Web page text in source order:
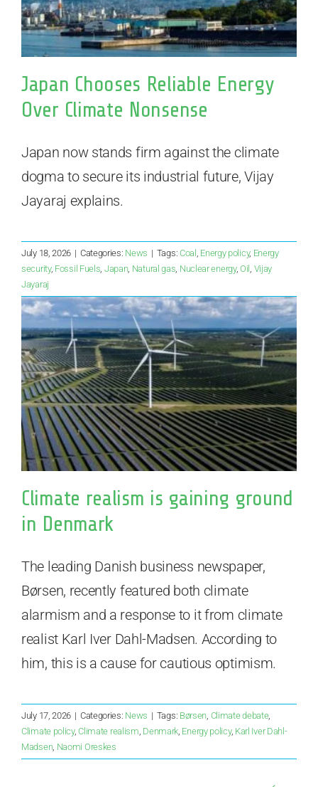
Japan Chooses Reliable Energy
Over Climate Nonsense
Japan now stands firm against the climate
dogma to secure its industrial future, Vijay
Jayaraj explains.
July 18, 2026 | Categories: News | Tags: Coal , Energy policy, Energy
security, Fossil Fuels, Japan, Natural gas, Nuclear energy,Oil , Vijay
Jayaraj
Climate realism is gaining ground
in Denmark
The leading Danish business newspaper,
Børsen, recently featured both climate
alarmism and a response to it from climate
realist Karl Iver Dahl-Madsen. According to
him, this is a cause for cautious optimism.
July 17, 2026 | Categories: News | Tags: Børsen Climate debate,
Climate policy,Climate realism Denmark Energy policy, Karl Iver Dahl-
Madsen, Naomi Oreskes